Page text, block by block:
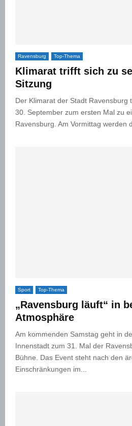
Ravensburg Top-Thema
Klimarat trifft sich zu
Sitzung
Der Klimarat der Stadt Ravensburg
30. September zum ersten Mal zu
Ravensburg. Am Vormittag werden
Sport Top-Thema
„Ravensburg läuft“ in
Atmosphäre
Am kommenden Samstag geht in
Innenstadt zum 31. Mal der
Bühne. Das Event steht nach den
Einschränkungen im...